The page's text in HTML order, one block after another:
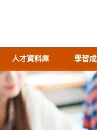
人才資料庫 學習